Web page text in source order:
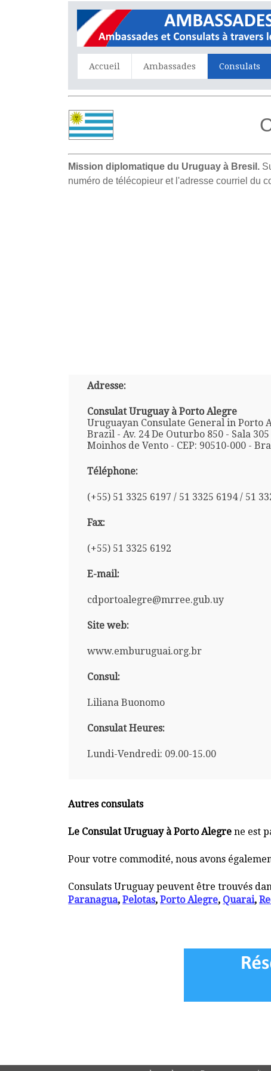
Accueil Ambassades Consulats
Mission diplomatique du Uruguay à Bresil.
numéro de télécopieur et l'adresse courriel du
Adresse:
Consulat Uruguay à Porto Alegre
Uruguayan Consulate General in Porto
Brazil - Av. 24 De Outurbo 850 - Sala 305
Moinhos de Vento - CEP: 90510-000 -
Téléphone:
(+55) 51 3325 6197 / 51 3325 6194 / 51
Fax:
(+55) 51 3325 6192
E-mail:
cdportoalegre@mrree.gub.uy
Site web:
www.emburuguai.org.br
Consul:
Liliana Buonomo
Consulat Heures:
Lundi-Vendredi: 09.00-15.00
Autres consulats
Le Consulat Uruguay à Porto Alegre ne est
Pour votre commodité, nous avons
Consulats Uruguay peuvent être trouvés
Paranagua,Pelotas,Porto Alegre, Quarai,